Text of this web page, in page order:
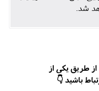
شد.
طریق یکی از
باشید 👇